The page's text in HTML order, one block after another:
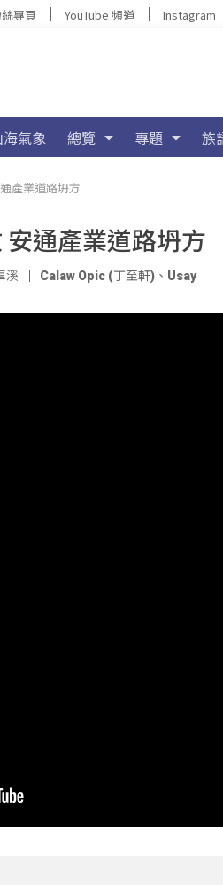
專頁 YouTube 頻道 Instagram
海氣象 總覽 專題 族
產業道路坍方
通產業道路坍方
溪 Calaw Opic (丁至軒) 、 Usay